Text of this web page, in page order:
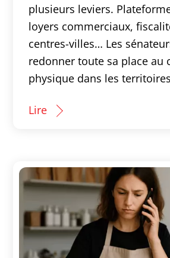
plusieurs leviers.
loyers commerciaux,
centres-villes… Les
redonner toute sa place au
physique dans les
Lire